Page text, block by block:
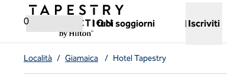
Vai al contenuto
0
I tuoi soggiorni
,apre una nuova scheda
Iscriviti
Località / Giamaica / Hotel Tapestry